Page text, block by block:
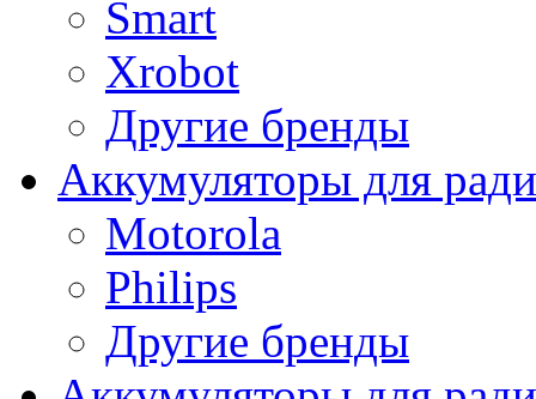
Smart
Xrobot
Другие бренды
Аккумуляторы для
Motorola
Philips
Другие бренды